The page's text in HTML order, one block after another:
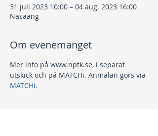
31 juli 2023 10:00 – 04 aug. 2023 16:00
Näsaäng
Om evenemanget
Mer info på www.nptk.se, i separat
utskick och på MATCHi. Anmälan görs via
MATCHi.